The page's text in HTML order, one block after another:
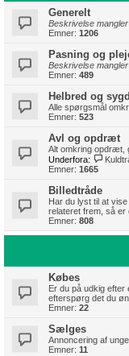
Generelt
Beskrivelse mangler
Emner: 1206
Pasning og
Beskrivelse mangler
Emner: 489
Helbred og
Alle spørgsmål
Emner: 523
Avl og opdræt
Alt omkring opdræt,
Underfora:
Emner: 1665
Billedtråde
Har du lyst til at
relateret frem, så er
Emner: 808
Købes
Er du på udkig efter
efterspørg det du
Emner: 22
Sælges
Annoncering af
Emner: 11